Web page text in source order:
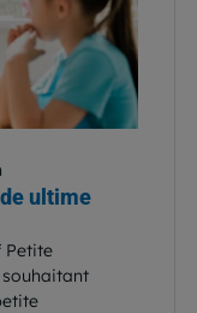
ultime
Petite
souhaitant